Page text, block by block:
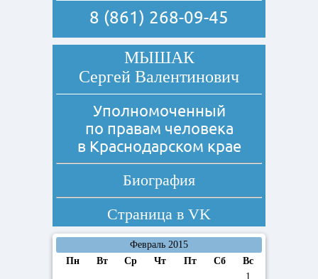
8 (861) 268-09-45
МЫШАК
Сергей Валентинович
Уполномоченный
по правам человека
в Краснодарском крае
Биография
Страница в VK
Февраль 2015
Пн
Вт Ср Чт Пт Сб
Вс
1